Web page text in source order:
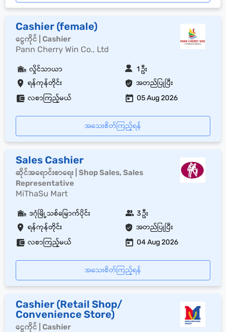
Cashier (female)
ငွေကိုင် | Cashier
Pann Cherry Win Co., Ltd
ရန်ကုန်တိုင်း အတည်ပြုပြီး
လှိုင်သာယာ 1 ဦး
လစာကြည့်မယ် 05 Aug 2026
အသေးစိတ်ကြည့်ရန်
Sales Cashier
ဆိုင်အရောင်းစာရေး | Shop Sales, Sales
Representative
MiThaSu Mart
ရန်ကုန်တိုင်း အတည်ပြုပြီး
ဒဂုံမြို့သစ်မြောက်ပိုင်း 3 ဦး
လစာကြည့်မယ် 04 Aug 2026
အသေးစိတ်ကြည့်ရန်
Cashier (Retail Shop/
Convenience Store)
ငွေကိုင် | Cashier